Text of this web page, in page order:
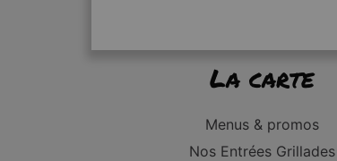
La carte
Menus & promos
Nos Entrées Grillades